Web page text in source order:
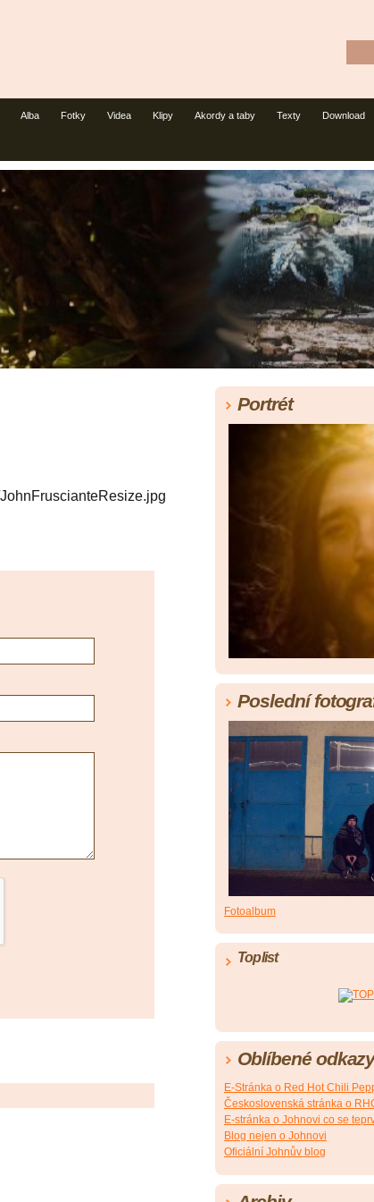
Alba Fotky Videa Klipy Akordy a taby Texty Download
Portrét
Poslední
Fotoalbum
Toplist
Oblíbené
E-Stránka o Red Hot Chili
Československá stránka o
E-stránka o Johnovi co se
Blog nejen o Johnovi
Oficiální Johnův blog